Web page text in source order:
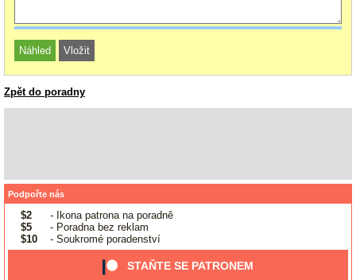
Zpět do poradny
Podpořte nás
$2
- Ikona patrona na poradně
$5
- Poradna bez reklam
$10
- Soukromé poradenství
STAŇTE SE PATRONEM